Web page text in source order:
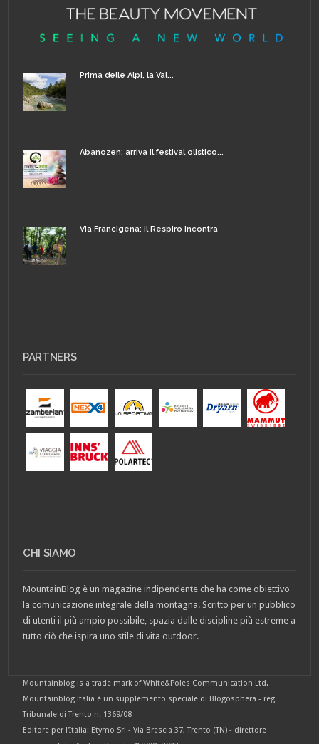
Prima delle Alpi, la Val...
Abanozen: arriva il festival olistico...
Via Francigena: il Respiro incontra
PARTNERS
CHI SIAMO
MountainBlog è un magazine indipendente che ha come obiettivo
la comunicazione integrale della montagna. Scritto per un pubblico
di utenti il più ampio possibile, spazia dalle discipline più estreme a
tutto ciò che ispira uno stile di vita outdoor.
Mountainblog is a trade mark of White&Poles Communication Ltd.
Mountainblog Italia è un supplemento speciale di Blogosphera - reg.
Tribunale di Trento n. 1369/08
Editore per l'Italia: Etymo Srl - Via Brescia 37, Trento (TN) - direttore